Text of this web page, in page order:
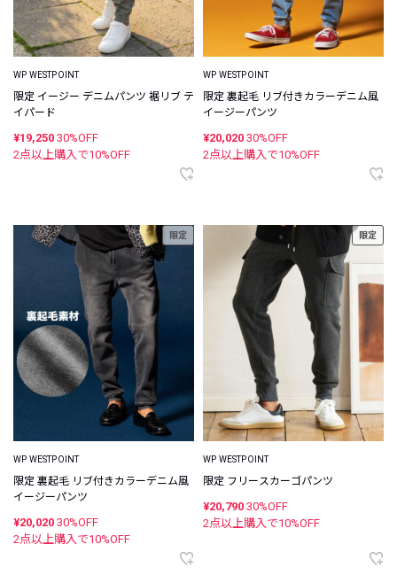
WP WESTPOINT
限定 イージー デニムパンツ 裾リブ テ
イパード
¥19,250 30%OFF
2点以上購入で10%OFF
WP WESTPOINT
限定 裏起毛 リブ付きカラーデニム風
イージーパンツ
¥20,020 30%OFF
2点以上購入で10%OFF
限定
WP WESTPOINT
限定 裏起毛 リブ付きカラーデニム風
イージーパンツ
¥20,020 30%OFF
2点以上購入で10%OFF
限定
WP WESTPOINT
限定 フリースカーゴパンツ
¥20,790 30%OFF
2点以上購入で10%OFF